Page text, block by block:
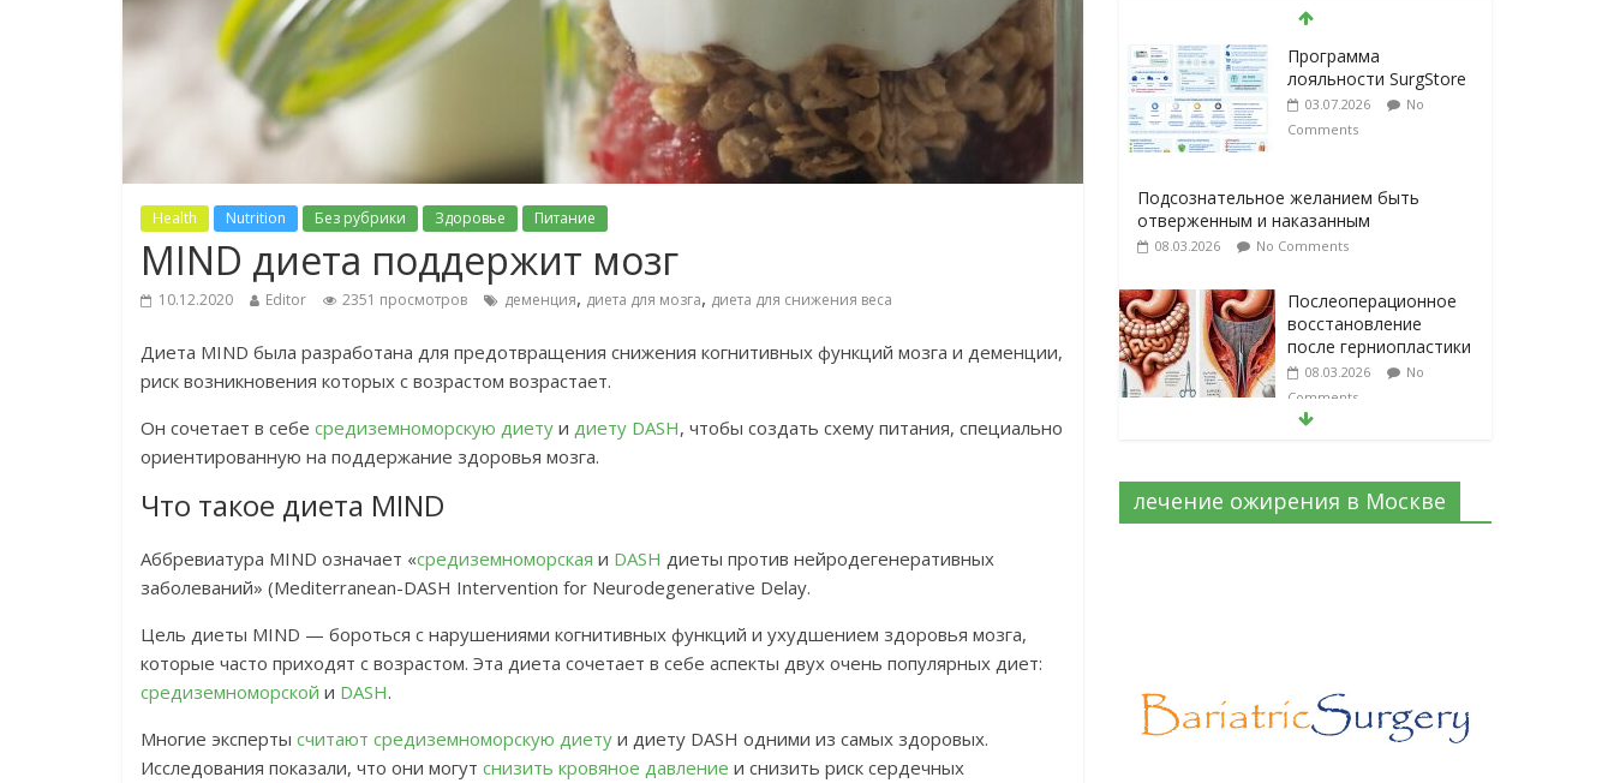
Health Nutrition Без рубрики Здоровье Питание
MIND диета поддержит мозг
10.12.2020 Editor 2351 просмотров деменция, диета для мозга, диета для снижения веса
Диета MIND была разработана для предотвращения снижения когнитивных функций мозга и деменции,
риск возникновения которых с возрастом возрастает.
Он сочетает в себе средиземноморскую диету и диету DASH, чтобы создать схему питания, специально
ориентированную на поддержание здоровья мозга.
Что такое диета MIND
Аббревиатура MIND означает «средиземноморская и DASH диеты против нейродегенеративных
заболеваний» (Mediterranean-DASH Intervention for Neurodegenerative Delay.
Цель диеты MIND — бороться с нарушениями когнитивных функций и ухудшением здоровья мозга,
которые часто приходят с возрастом. Эта диета сочетает в себе аспекты двух очень популярных диет:
средиземноморской и DASH.
Многие эксперты считают средиземноморскую диету и диету DASH одними из самых здоровых.
Исследования показали, что они могут снизить кровяное давление и снизить риск сердечных
Программа
лояльности SurgStore
03.07.2026
No
Comments
Подсознательное желанием быть
отверженным и наказанным
08.03.2026 No Comments
Послеоперационное
восстановление
после герниопластики
08.03.2026
No
Comments
работы и
преимущества
выбор нитей и
техники
No
лечение ожирения в Москве